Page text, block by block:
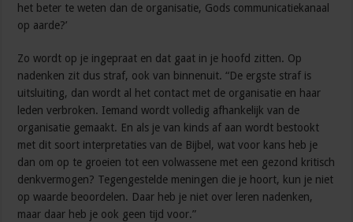
het beter te weten dan de organisatie, Gods communicatiekanaal
op aarde?’
Zo wordt op je ingepraat en dat gaat in je hoofd zitten. Op
nadenken zit dus straf, ook van binnenuit. “De ergste straf is
uitsluiting, dan wordt al het contact met de organisatie en haar
leden verbroken. Iemand wordt volledig afhankelijk van de
organisatie gemaakt. En als je van kinds af aan wordt bestookt
met dit soort interpretaties van de Bijbel, wat voor kans heb je
dan om op te groeien tot een volwassene met een gezond kritisch
denkvermogen? Tegengestelde meningen die je hoort, kun je niet
op waarde beoordelen. Daar heb je niet over leren nadenken,
maar daar heb je ook geen tijd voor.”